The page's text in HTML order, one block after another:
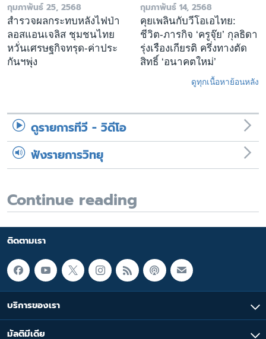
กุมภาพันธ์ 25, 2568
สำรวจผลกระทบหลังไฟป่า
ลอสแอนเจลิส ชุมชนไทย
หวั่นเศรษฐกิจทรุด-ค่าประ
กันฯพุ่ง
กุมภาพันธ์ 14, 2568
คุยเพลินกับวีโอเอไทย:
ชีวิต-ภารกิจ ‘ครูจุ๊ย’ กุลธิดา
รุ่งเรืองเกียรติ ครึ่งทางตัด
สิทธิ์ ‘อนาคตใหม่’
ดูทุกเนื้อหาย้อนหลัง
ดูรายการทีวี - วิดีโอ
ฟังรายการวิทยุ
Continue reading
ติดตามเรา
บริการของเรา
มัลติมีเดีย